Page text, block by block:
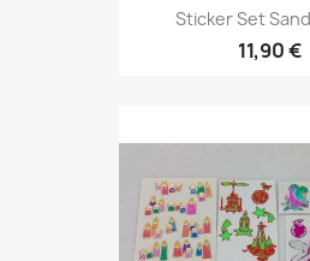
Sticker Set
11,90 €